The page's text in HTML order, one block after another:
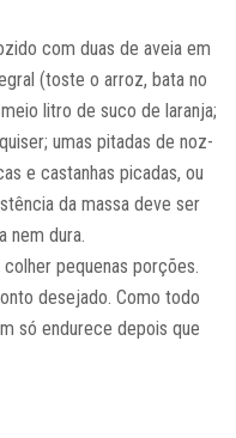
com duas de aveia em
(toste o arroz, bata no
litro de suco de laranja;
umas pitadas de noz-
e castanhas picadas, ou
da massa deve ser
nem dura.
pequenas porções.
desejado. Como todo
só endurece depois que